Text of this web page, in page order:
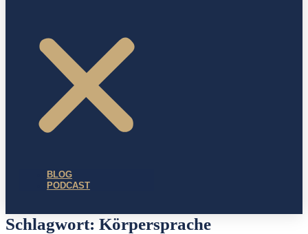
BLOG
PODCAST
Schlagwort: Körpersprache